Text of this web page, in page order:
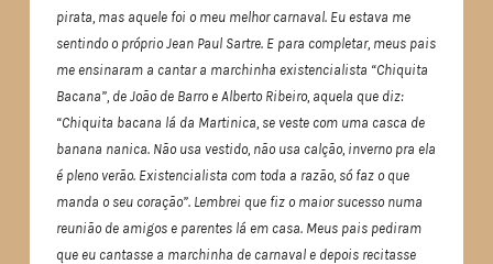
pirata, mas aquele foi o meu melhor carnaval. Eu estava me
sentindo o próprio Jean Paul Sartre. E para completar, meus pais
me ensinaram a cantar a marchinha existencialista “Chiquita
Bacana”, de João de Barro e Alberto Ribeiro, aquela que diz:
“Chiquita bacana lá da Martinica, se veste com uma casca de
banana nanica. Não usa vestido, não usa calção, inverno pra ela
é pleno verão. Existencialista com toda a razão, só faz o que
manda o seu coração”. Lembrei que fiz o maior sucesso numa
reunião de amigos e parentes lá em casa. Meus pais pediram
que eu cantasse a marchinha de carnaval e depois recitasse